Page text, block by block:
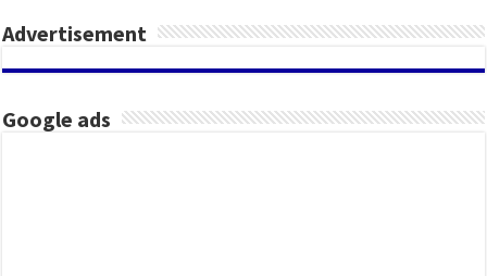
Advertisement
Google ads